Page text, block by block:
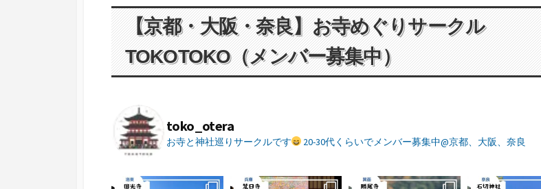
【京都・大阪・奈良】お寺めぐりサークル
TOKOTOKO（メンバー募集中）
toko_otera
お寺と神社巡りサークルです 20-30代くらいでメンバー募集中@京都、大阪、奈良